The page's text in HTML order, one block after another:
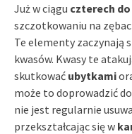
Już w ciągu czterech
szczotkowaniu na
Te elementy zaczynają
kwasów. Kwasy te
skutkować ubytkami
może to doprowadzić do
nie jest regularnie
przekształcając się w